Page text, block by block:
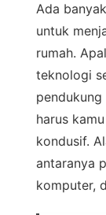
Ada
untuk
rumah.
teknologi
harus
kondusif.
antaranya
komputer,